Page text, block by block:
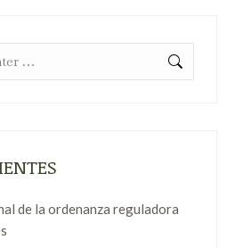
de la ordenanza reguladora